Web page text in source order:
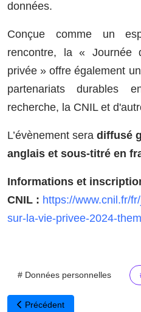
données.
Conçue comme un
rencontre, la « Journée
privée » offre également
partenariats
recherche, la CNIL et
L’évènement sera diffusé
anglais et sous-titré en
Informations et
CNIL : https://www.cnil.fr/
sur-la-vie-privee-2024-
# Données personnelles
Article précédent : Veille et
Précédent